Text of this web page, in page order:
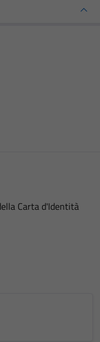
Carta d'Identità